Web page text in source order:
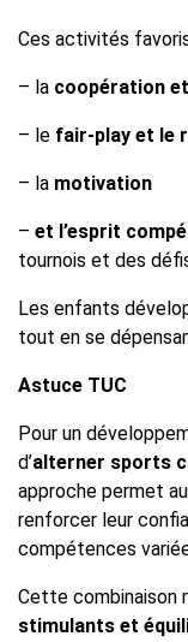
Ces activités
– la coopération
– le fair-play et le
– la motivation
– et l’esprit
tournois et des
Les enfants
tout en se
Astuce TUC
Pour un
d’alterner sports
approche permet
renforcer leur
compétences
Cette combinaison
stimulants et